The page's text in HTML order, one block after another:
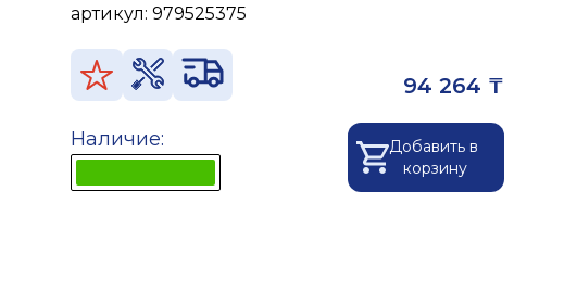
артикул: 979525375
94 264 ₸
Наличие:
Добавить в
корзину